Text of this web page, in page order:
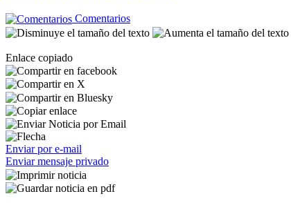
Comentarios
Enlace copiado
Enviar por e-mail
Enviar mensaje privado